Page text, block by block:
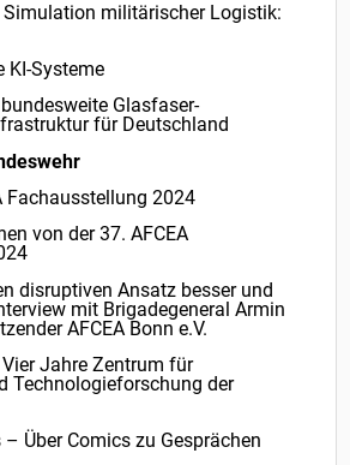
militärischer Logistik:
Systeme
Glasfaser-
für Deutschland
2024
der 37. AFCEA
Ansatz besser und
mit Brigadegeneral Armin
AFCEA Bonn e.V.
Jahre Zentrum für
Technologieforschung der
Comics zu Gesprächen